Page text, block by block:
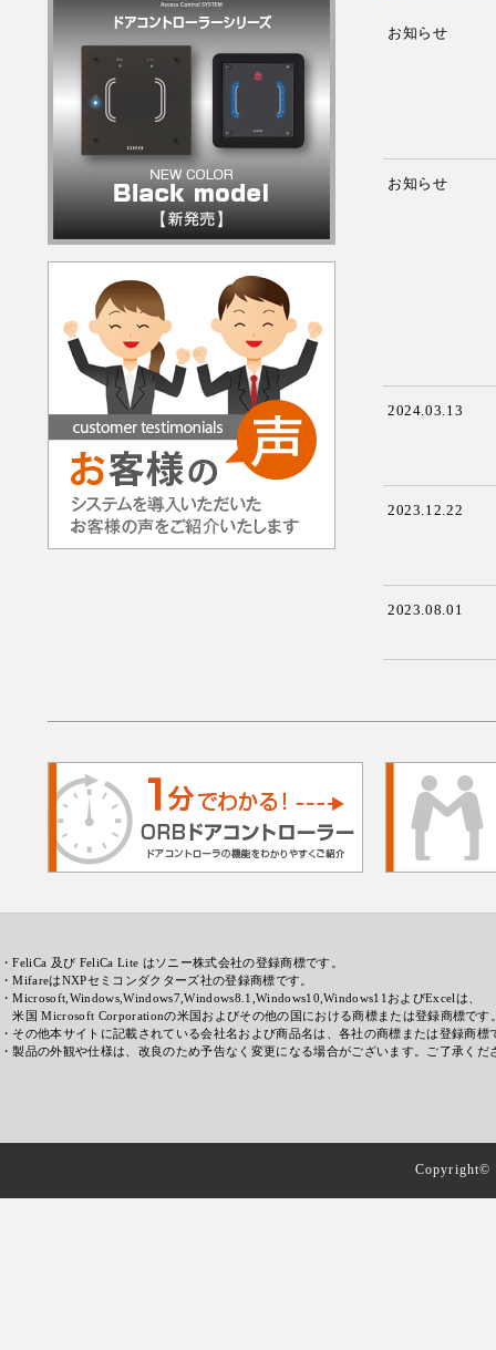
・FeliCa 及び FeliCa Lite はソニー株式会社の登録商標です。
・MifareはNXPセミコンダクターズ社の登録商標です。
・Microsoft,Windows,Windows7,Windows8.1,Windows10,Windows11およびExcelは、
米国 Microsoft Corporationの米国およびその他の国における商標または登録商標です
・その他本サイトに記載されている会社名および商品名は、各社の商標または登録商標
・製品の外観や仕様は、改良のため予告なく変更になる場合がございます。ご了承くだ
Copyright©